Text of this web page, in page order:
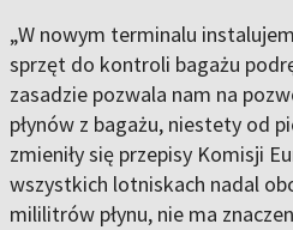
„W nowym terminalu
sprzęt do kontroli bagażu
zasadzie pozwala nam na
płynów z bagażu, niestety od
zmieniły się przepisy Komisji
wszystkich lotniskach nadal
mililitrów płynu, nie ma